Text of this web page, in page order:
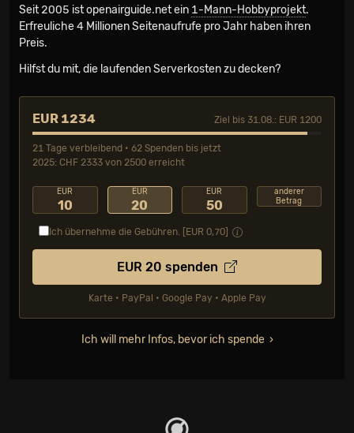
Seit 2005 ist openairguide.net ein 1-Mann-Hobbyprojekt.
Erfreuliche 4 Millionen Seiten­aufrufe pro Jahr haben ihren
Preis.
Hilfst du mit, die laufenden Serverkosten zu decken?
EUR 1234 Ziel bis 31.08.: EUR 1200
21 Tage verbleibend • 62 Spenden bis jetzt
2025: CHF 2333 von 2500 erreicht
EUR
10
EUR
20
EUR
50
anderer
Betrag
Ich übernehme die Gebühren. [EUR 0,70
EUR 20 spenden
Karte • PayPal • Google Pay • Apple Pay
Ich will mehr Infos, bevor ich spende